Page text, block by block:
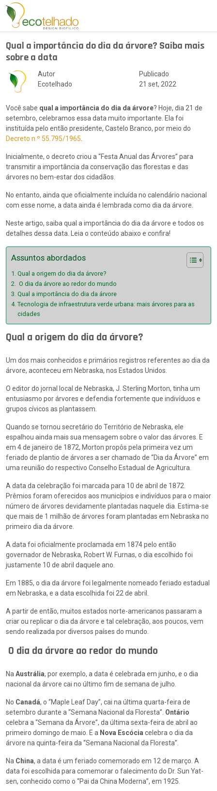
Qual a importância do dia da árvore? Saiba mais
sobre a data
Autor
Ecotelhado
Publicado
21 set, 2022
Você sabe qual a importância do dia da árvore? Hoje, dia 21 de
setembro, celebramos essa data muito importante. Ela foi
instituída pelo então presidente, Castelo Branco, por meio do
Decreto n.º 55.795/1965.
Inicialmente, o decreto criou a “Festa Anual das Árvores” para
transmitir a importância da conservação das florestas e das
árvores no bem-estar dos cidadãos.
No entanto, ainda que oficialmente incluída no calendário nacional
com esse nome, a data ainda é lembrada como dia da árvore.
Neste artigo, saiba qual a importância do dia da árvore e todos os
detalhes dessa data. Leia o conteúdo abaixo e confira!
Assuntos abordados
Qual a origem do dia da árvore?
O dia da árvore ao redor do mundo
Qual a importância do dia da árvore
Tecnologia de infraestrutura verde urbana: mais árvores para as
cidades
Qual a origem do dia da árvore?
Um dos mais conhecidos e primários registros referentes ao dia da
árvore, aconteceu em Nebraska, nos Estados Unidos.
O editor do jornal local de Nebraska, J. Sterling Morton, tinha um
entusiasmo por árvores e defendia fortemente que indivíduos e
grupos cívicos as plantassem.
Quando se tornou secretário do Território de Nebraska, ele
espalhou ainda mais sua mensagem sobre o valor das árvores. E
em 4 de janeiro de 1872, Morton propôs pela primeira vez um
feriado de plantio de árvores a ser chamado de “Dia da Árvore” em
uma reunião do respectivo Conselho Estadual de Agricultura.
A data da celebração foi marcada para 10 de abril de 1872.
Prêmios foram oferecidos aos municípios e indivíduos para o maior
número de árvores devidamente plantadas naquele dia. Estima-se
que mais de 1 milhão de árvores foram plantadas em Nebraska no
primeiro dia da árvore.
A data foi oficialmente proclamada em 1874 pelo então
governador de Nebraska, Robert W. Furnas, o dia escolhido foi
justamente 10 de abril daquele ano.
Em 1885, o dia da árvore foi legalmente nomeado feriado estadual
em Nebraska, e a data escolhida foi 22 de abril.
A partir de então, muitos estados norte-americanos passaram a
criar ou replicar o dia da árvore e tal celebração, aos poucos, vem
sendo realizada por diversos países do mundo.
O dia da árvore ao redor do mundo
NaAustrália, por exemplo, a data é celebrada em junho, e o dia
nacional da árvore cai no último fim de semana de julho.
No Canadá, o “Maple Leaf Day”, cai na última quarta-feira de
setembro durante a “Semana Nacional da Floresta”. Ontário
celebra a “Semana da Árvore”, da última sexta-feira de abril ao
primeiro domingo de maio. E a Nova Escócia celebra o dia da
árvore na quinta-feira da “Semana Nacional da Floresta”.
Na China, a data é um feriado comemorado em 12 de março. A
data foi escolhida para comemorar o falecimento do Dr. Sun Yat-
sen, conhecido como o “Pai da China Moderna”, em 1925.